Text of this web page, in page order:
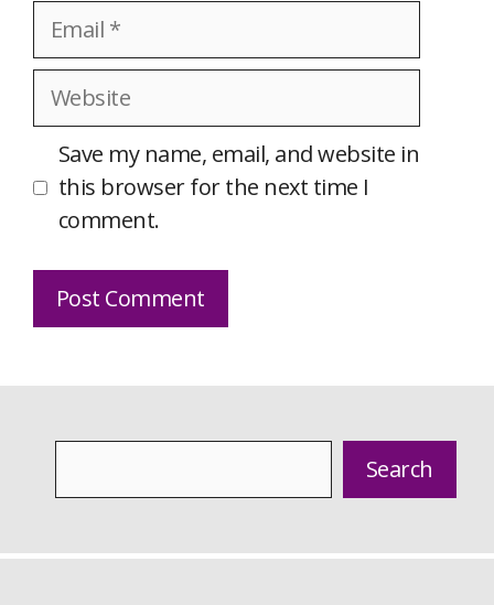
Email
Website
Save my name, email, and website in
this browser for the next time I
comment.
Search